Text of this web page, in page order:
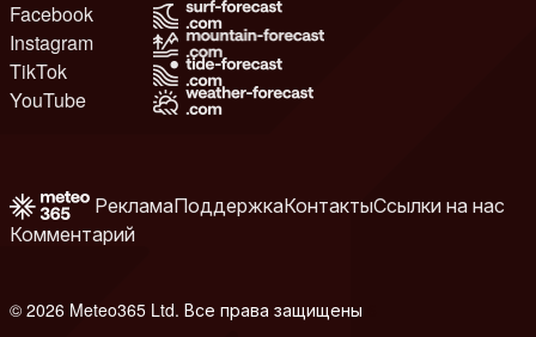
Facebook
Instagram
TikTok
YouTube
РекламаПоддержкаКонтактыСсылки на нас
Комментарий
© 2026 Meteo365 Ltd. Все права защищены